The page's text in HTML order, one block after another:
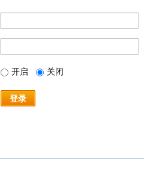
开启 关闭
登录